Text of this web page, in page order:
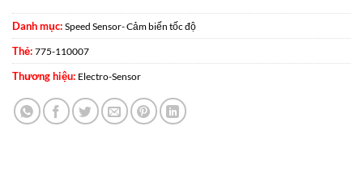
Danh mục: Speed Sensor- Cảm biến tốc độ
Thẻ: 775-110007
Thương hiệu: Electro-Sensor